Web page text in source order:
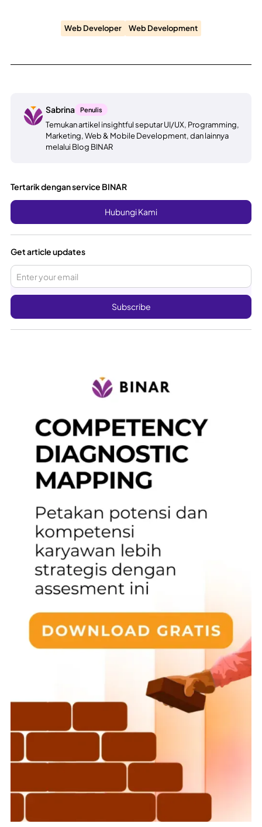
Web Developer Web Development
Sabrina Penulis
Temukan artikel insightful seputar UI/UX, Programming,
Marketing, Web & Mobile Development, dan lainnya
melalui Blog BINAR
Tertarik dengan service BINAR
Hubungi Kami
Get article updates